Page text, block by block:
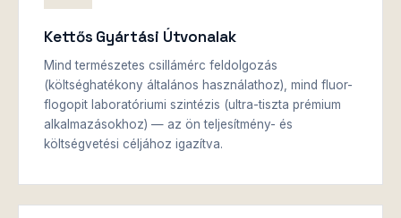
Kettős Gyártási Útvonalak
Mind természetes csillámérc feldolgozás
(költséghatékony általános használathoz), mind fluor-
flogopit laboratóriumi szintézis (ultra-tiszta prémium
alkalmazásokhoz) — az ön teljesítmény- és
költségvetési céljához igazítva.